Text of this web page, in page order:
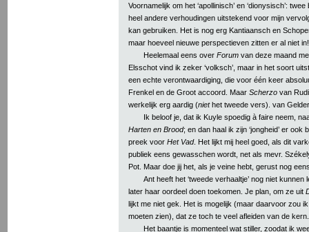
Voornamelijk om het ‘apollinisch’ en ‘dionysisch’:
heel andere verhoudingen uitstekend voor mijn
kan gebruiken. Het is nog erg Kantiaansch en
maar hoeveel nieuwe perspectieven zitten er al niet in!
Heelemaal eens over Forum van deze maand
Elsschot vind ik zeker ‘volksch’, maar in het soort
een echte verontwaardiging, die voor één keer
Frenkel en de Groot accoord. Maar Scherzo van
werkelijk erg aardig (niethet tweede vers). van
Ik beloof je, dat ik Kuyle spoedig à faire neem,
Harten en Brood; en dan haal ik zijn ‘jongheid’ er ook
preek voor Het Vad. Het lijkt mij heel goed, als dit
publiek eens gewasschen wordt, net als mevr.
Pot. Maar doe jij het, als je veine hebt, gerust nog
Ant heeft het ‘tweede verhaaltje’ nog niet kunnen
later haar oordeel doen toekomen. Je plan, om ze uit
lijkt me niet gek. Het is mogelijk (maar daarvoor zou
moeten zien), dat ze toch te veel afleiden van de kern.
Het baantje is momenteel wat stiller, zoodat ik